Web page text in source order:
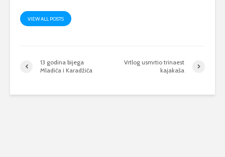
VIEW ALL POSTS
13 godina bijega
Mladića i Karadžića
Vrtlog usmrtio trinaest
kajakaša